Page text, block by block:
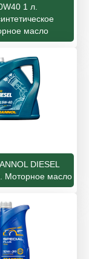
1 л.
масло
DIESEL
Моторное масло